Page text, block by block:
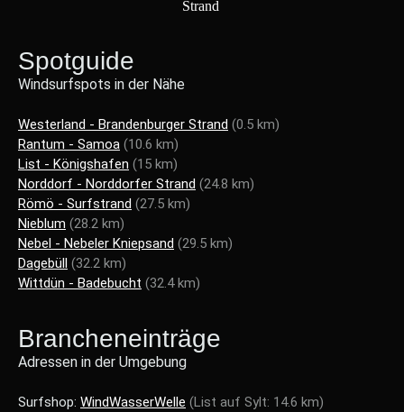
Spotguide
Windsurfspots in der Nähe
Westerland - Brandenburger Strand (0.5 km)
Rantum - Samoa (10.6 km)
List - Königshafen (15 km)
Norddorf - Norddorfer Strand (24.8 km)
Römö - Surfstrand (27.5 km)
Nieblum (28.2 km)
Nebel - Nebeler Kniepsand (29.5 km)
Dagebüll
(32.2 km)
Wittdün - Badebucht (32.4 km)
Brancheneinträge
Adressen in der Umgebung
Surfshop: WindWasserWelle (List auf Sylt: 14.6 km)